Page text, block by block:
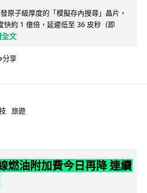
原子級厚度的「模擬存內搜尋」晶片，
快約 1 億倍，延遲低至 36 皮秒（即
全文
分享
旅遊
燃油附加費今日再降 連續